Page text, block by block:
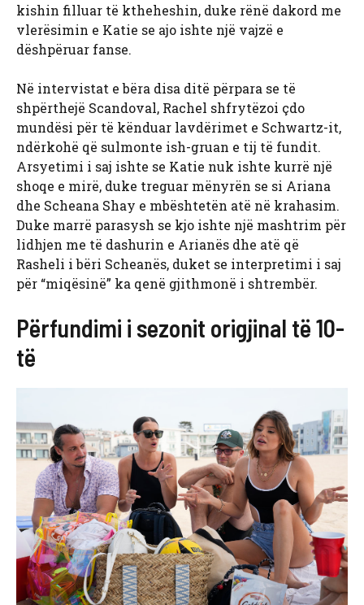
kishin filluar të ktheheshin, duke rënë dakord me
vlerësimin e Katie se ajo ishte një vajzë e
dëshpëruar fanse.
Në intervistat e bëra disa ditë përpara se të
shpërthejë Scandoval, Rachel shfrytëzoi çdo
mundësi për të kënduar lavdërimet e Schwartz-it,
ndërkohë që sulmonte ish-gruan e tij të fundit.
Arsyetimi i saj ishte se Katie nuk ishte kurrë një
shoqe e mirë, duke treguar mënyrën se si Ariana
dhe Scheana Shay e mbështetën atë në krahasim.
Duke marrë parasysh se kjo ishte një mashtrim për
lidhjen me të dashurin e Arianës dhe atë që
Rasheli i bëri Scheanës, duket se interpretimi i saj
për “miqësinë” ka qenë gjithmonë i shtrembër.
Përfundimi i sezonit origjinal të 10-
të